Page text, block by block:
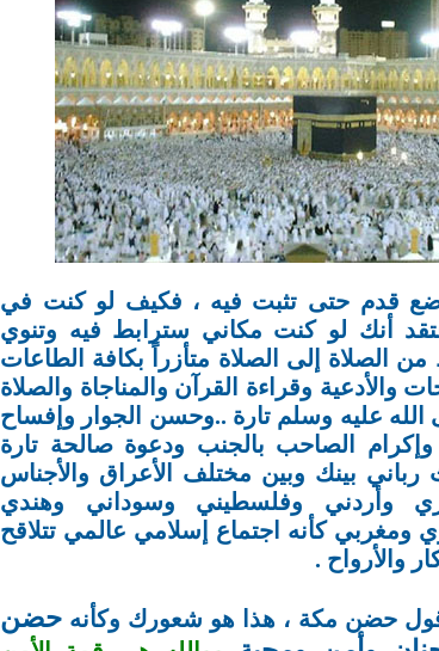
قدم حتى تثبت فيه ، فكيف لو كنت في
أنك لو كنت مكاني سترابط فيه وتنوي
من الصلاة إلى الصلاة متأزراً بكافة الطاعات
والأدعية وقراءة القرآن والمناجاة والصلاة
عليه وسلم تارة ..وحسن الجوار وإفساح
وإكرام الصاحب بالجنب ودعوة صالحة تارة
رباني بينك وبين مختلف الأعراق والأجناس
وأردني وفلسطيني وسوداني وهندي
ومغربي كأنه اجتماع إسلامي عالمي تتلاقح
والأرواح .
حضن مكة ، هذا هو شعورك وكأنه حضن